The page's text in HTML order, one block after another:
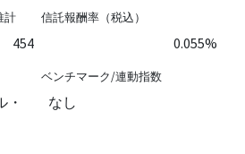
計
454
信託報酬率（税込）
0.055%
・
ベンチマーク/連動指数
なし